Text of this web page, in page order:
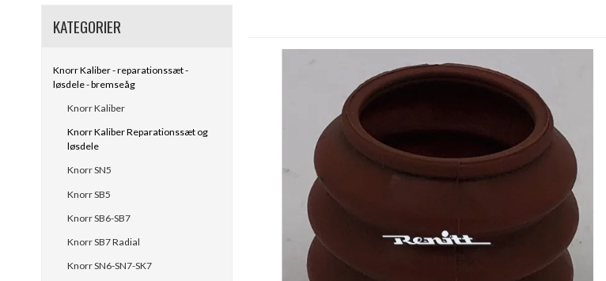
KATEGORIER
Knorr Kaliber - reparationssæt -
løsdele - bremseåg
Knorr Kaliber
Knorr Kaliber Reparationssæt og
løsdele
Knorr SN5
Knorr SB5
Knorr SB6-SB7
Knorr SB7 Radial
Knorr SN6-SN7-SK7